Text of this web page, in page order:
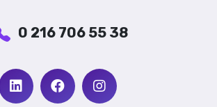
0 216 706 55 38